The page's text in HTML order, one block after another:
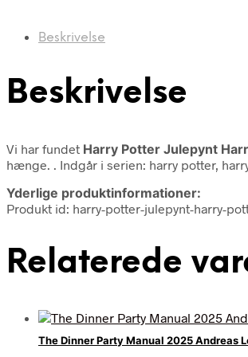
Beskrivelse
Beskrivelse
Vi har fundet Harry Potter Julepynt
hænge. . Indgår i serien: harry potter,
Yderlige produktinformationer:
Produkt id: harry-potter-julepynt-harry-
Relaterede
The Dinner Party Manual 2025 Andreas